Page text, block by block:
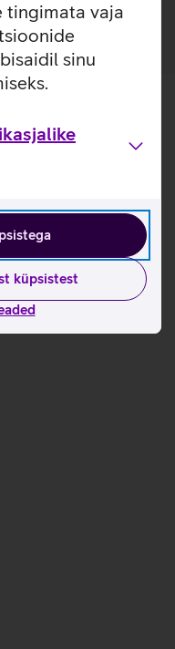
tingimata vaja
sinu
küpsistest